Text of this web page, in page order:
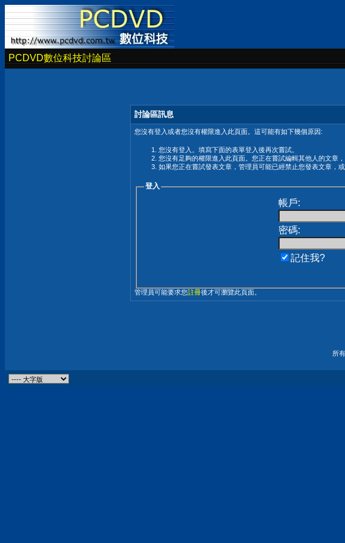
PCDVD數位科技討論區
討論區訊息
您沒有登入或者您沒有權限進入此頁面。這可能有如下幾個原因:
您沒有登入。填寫下面的表單登入後再次嘗試。
您沒有足夠的權限進入此頁面。您正在嘗試編輯其他人的文章
如果您正在嘗試發表文章，管理員可能已經禁止您發表文章，
登入
帳戶:
密碼:
記住我?
管理員可能要求您註冊後才可瀏覽此頁面。
所